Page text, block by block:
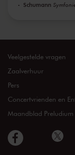
Schumann
Veelgestelde vragen
Zaalverhuur
Pers
Concertvrienden en
Maandblad Preludium